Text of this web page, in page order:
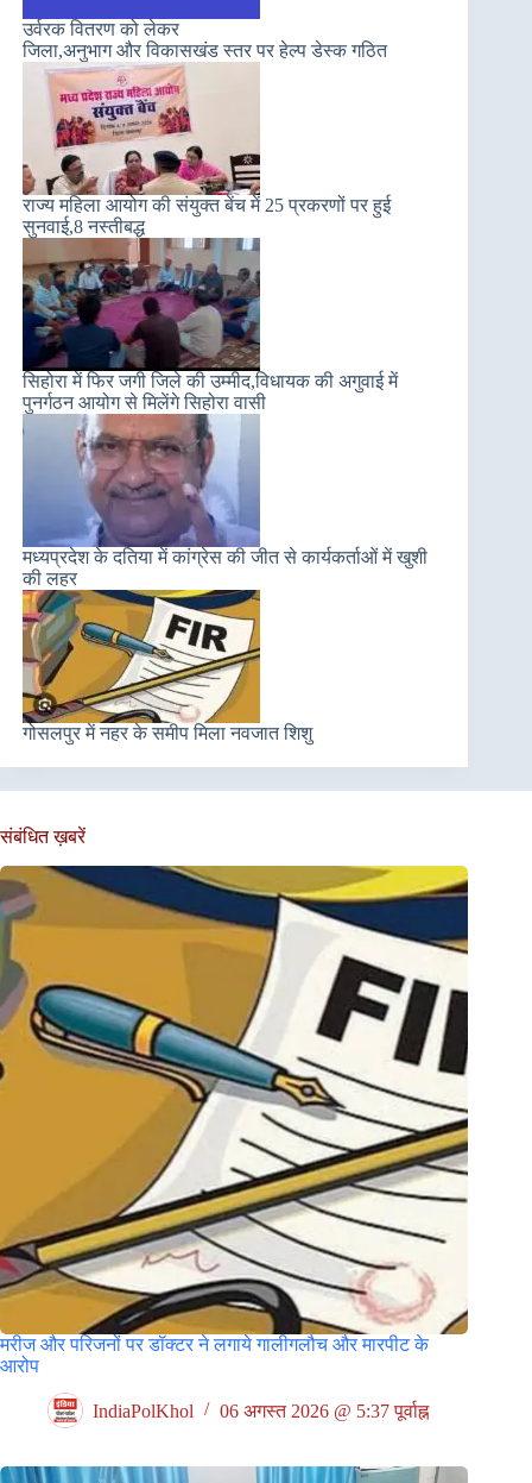
उर्वरक वितरण को लेकर
जिला,अनुभाग और विकासखंड स्तर पर हेल्प डेस्क गठित
राज्य महिला आयोग की संयुक्त बेंच में 25 प्रकरणों पर हुई
सुनवाई,8 नस्तीबद्ध
सिहोरा में फिर जगी जिले की उम्मीद,विधायक की अगुवाई में
पुनर्गठन आयोग से मिलेंगे सिहोरा वासी
मध्यप्रदेश के दतिया में कांग्रेस की जीत से कार्यकर्ताओं में खुशी
की लहर
गोसलपुर में नहर के समीप मिला नवजात शिशु
संबंधित ख़बरें
मरीज और परिजनों पर डॉक्टर ने लगाये गालीगलौच और मारपीट के
आरोप
IndiaPolKhol 06 अगस्त 2026 @ 5:37 पूर्वाह्न